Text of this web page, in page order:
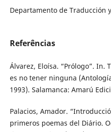
Departamento de Traducción
Referências
Álvarez, Eloísa. “Prólogo”. In.
es no tener ninguna
1993). Salamanca: Amarú
Palacios, Amador.
primeros poemas del Diário.